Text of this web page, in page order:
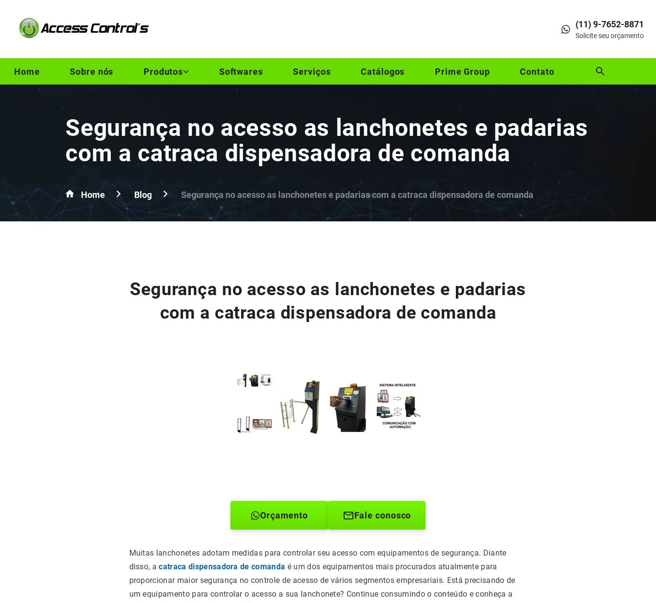
(11) 9-7652-8871
Solicite seu orçamento
Home Sobre nós Produtos Softwares Serviços Catálogos Prime Group Contato
Segurança no acesso as lanchonetes e padarias
com a catraca dispensadora de comanda
Home Blog Segurança no acesso as lanchonetes e padarias com a catraca dispensadora de comanda
Segurança no acesso as lanchonetes e padarias
com a catraca dispensadora de comanda
Orçamento Fale conosco
Muitas lanchonetes adotam medidas para controlar seu acesso com equipamentos de segurança. Diante
disso, acatraca dispensadora de comanda é um dos equipamentos mais procurados atualmente para
proporcionar maior segurança no controle de acesso de vários segmentos empresariais. Está precisando de
um equipamento para controlar o acesso a sua lanchonete? Continue consumindo o conteúdo e conheça a